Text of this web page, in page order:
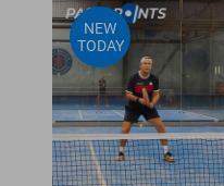
NEW
TODAY